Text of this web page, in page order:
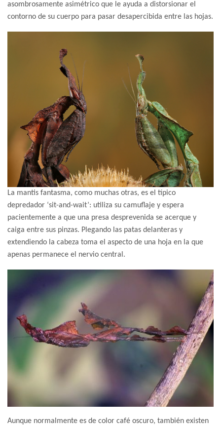
asombrosamente asimétrico que le ayuda a distorsionar el
contorno de su cuerpo para pasar desapercibida entre las hojas.
La mantis fantasma, como muchas otras, es el típico
depredador ‘sit-and-wait’: utiliza su camuflaje y espera
pacientemente a que una presa desprevenida se acerque y
caiga entre sus pinzas. Plegando las patas delanteras y
extendiendo la cabeza toma el aspecto de una hoja en la que
apenas permanece el nervio central.
Aunque normalmente es de color café oscuro, también existen